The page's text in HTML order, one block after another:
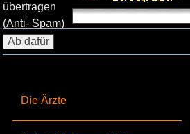
Die Ärzte
übertragen
(Anti- Spam)